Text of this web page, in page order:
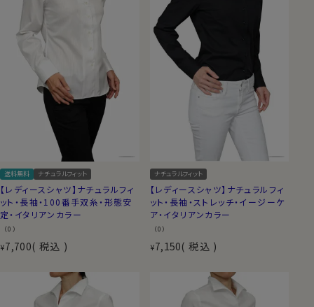
送料無料 ナチュラルフィット
【レディースシャツ】ナチュラルフィ
ット・長袖・100番手双糸・形態安
定・イタリアンカラー
（0）
¥7,700 税込
ナチュラルフィット
【レディースシャツ】ナチュラルフィ
ット・長袖・ストレッチ・イージーケ
ア・イタリアンカラー
（0）
¥7,150 税込